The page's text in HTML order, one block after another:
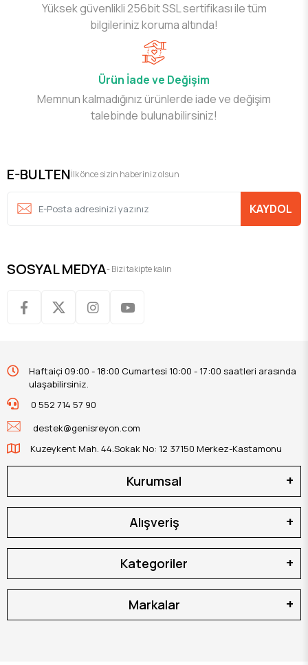
Yüksek güvenlikli 256bit SSL sertifikası ile tüm
bilgileriniz koruma altında!
Ürün İade ve Değişim
Memnun kalmadığınız ürünlerde iade ve değişim
talebinde bulunabilirsiniz!
E-BULTENİlk önce sizin haberiniz olsun
KAYDOL
SOSYAL MEDYA- Bizi takipte kalın
Haftaiçi 09:00 - 18:00 Cumartesi 10:00 - 17:00 saatleri arasında
ulaşabilirsiniz.
0 552 714 57 90
destek@genisreyon.com
Kuzeykent Mah. 44.Sokak No: 12 37150 Merkez-Kastamonu
Kurumsal
Alışveriş
Kategoriler
Markalar